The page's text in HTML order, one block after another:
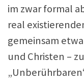
im zwar formal
real
gemeinsam
und Christen –